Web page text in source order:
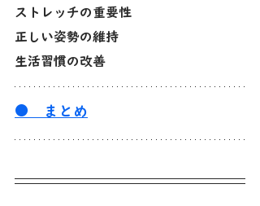
ストレッチの重要性
正しい姿勢の維持
生活習慣の改善
●　まとめ